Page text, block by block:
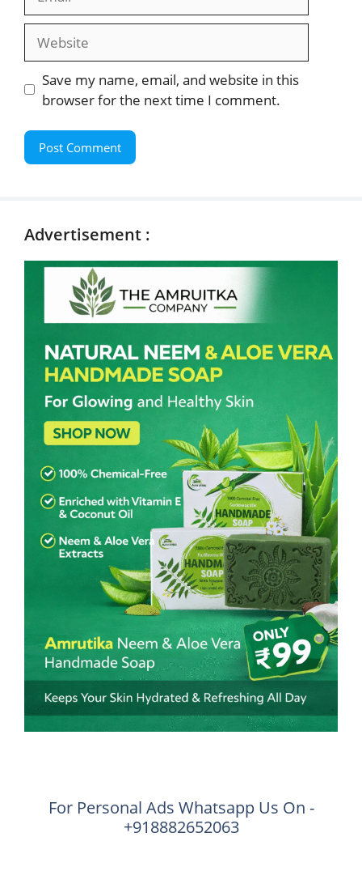
Website
Save my name, email, and website in this
browser for the next time I comment.
Advertisement :
For Personal Ads Whatsapp Us On -
+918882652063